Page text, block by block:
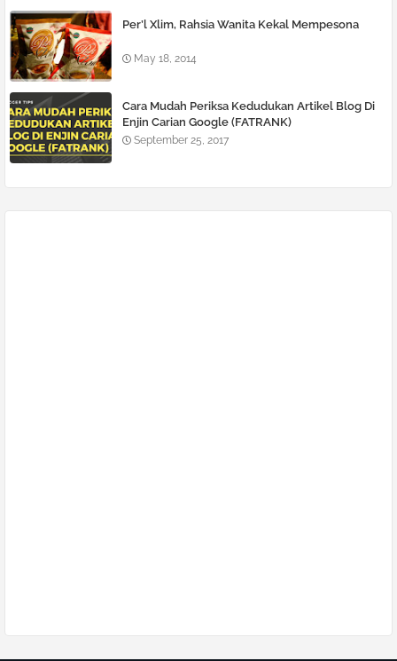
Per’l Xlim, Rahsia Wanita Kekal Mempesona
May 18, 2014
Cara Mudah Periksa Kedudukan Artikel Blog Di
Enjin Carian Google (FATRANK)
September 25, 2017